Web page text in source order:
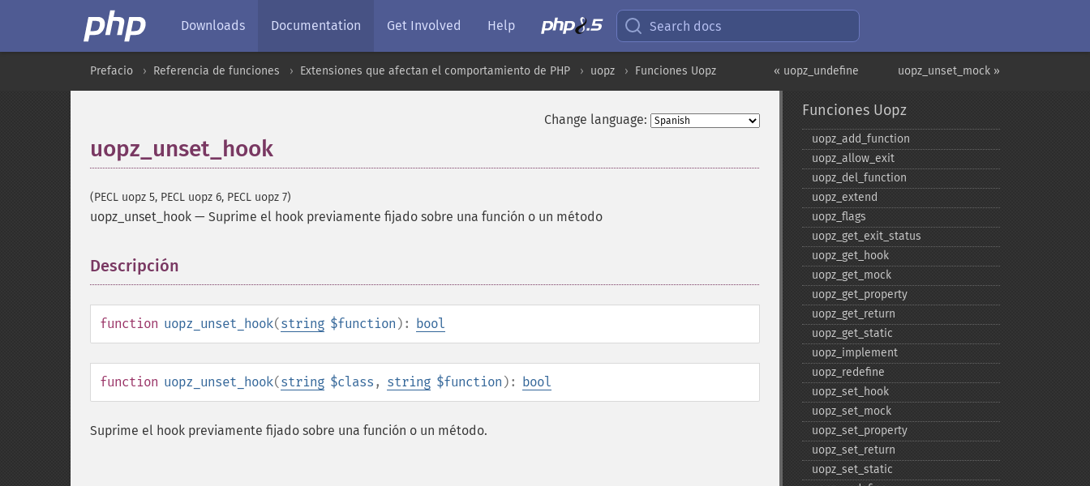
Downloads Documentation Get Involved Help Search docs
uopz_unset_mock »
« uopz_undefine
Prefacio Referencia de funciones Extensiones que afectan el comportamiento de PHP uopz Funciones Uopz
Change language:
uopz_unset_hook
(PECL uopz 5, PECL uopz 6, PECL uopz 7)
uopz_unset_hook — Suprime el hook previamente fijado sobre una función o un método
Descripción
function uopz_unset_hook(string $function ): bool
function uopz_unset_hook(string $class , string $function ): bool
Suprime el hook previamente fijado sobre una función o un método.
Funciones Uopz
uopz_​add_​function
uopz_​allow_​exit
uopz_​del_​function
uopz_​extend
uopz_​flags
uopz_​get_​exit_​status
uopz_​get_​hook
uopz_​get_​mock
uopz_​get_​property
uopz_​get_​return
uopz_​get_​static
uopz_​implement
uopz_​redefine
uopz_​set_​hook
uopz_​set_​mock
uopz_​set_​property
uopz_​set_​return
uopz_​set_​static